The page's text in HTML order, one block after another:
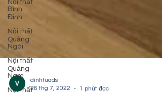
Nội thất
Bình
Định
Nội thất
Quảng
Ngãi
Nội thất
Quảng
Nam
Nội thất